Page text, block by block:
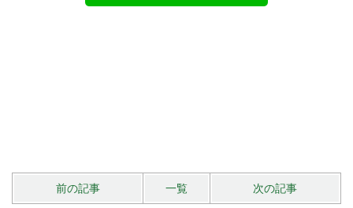
前の記事 一覧 次の記事